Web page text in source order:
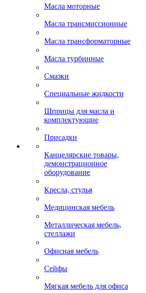
Масла моторные
Масла трансмиссионные
Масла трансформаторные
Масла турбинные
Смазки
Специальные жидкости
Шприцы для масла и
комплектующие
Присадки
Канцелярские товары,
демонстрационное
оборудование
Кресла, стулья
Медицинская мебель
Металлическая мебель,
стеллажи
Офисная мебель
Сейфы
Мягкая мебель для офиса